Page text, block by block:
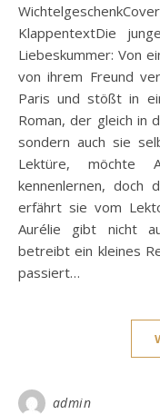
KlappentextDie
Liebeskummer: Von
von ihrem Freund
Paris und stößt in
Roman, der gleich in
sondern auch sie
Lektüre, möchte
kennenlernen, doch
erfährt sie vom
Aurélie gibt nicht
betreibt ein kleines
passiert…
admin